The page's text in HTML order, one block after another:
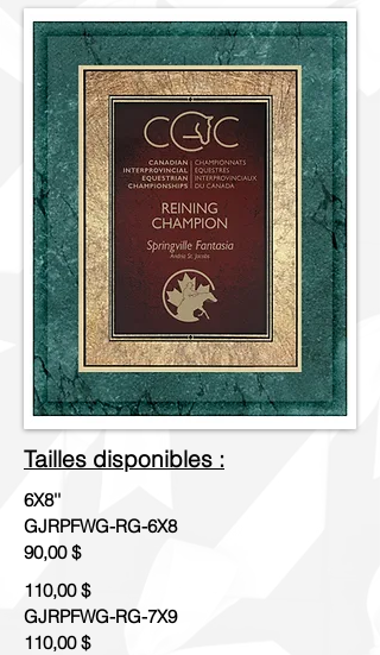
Tailles disponibles :
6X8''
GJRPFWG-RG-6X8
90,00 $
110,00 $
GJRPFWG-RG-7X9
110,00 $